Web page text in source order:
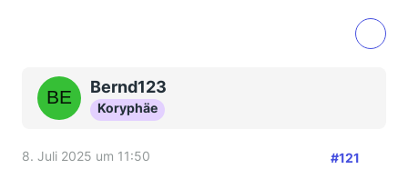
Bernd123
Koryphäe
8. Juli 2025 um 11:50 #121